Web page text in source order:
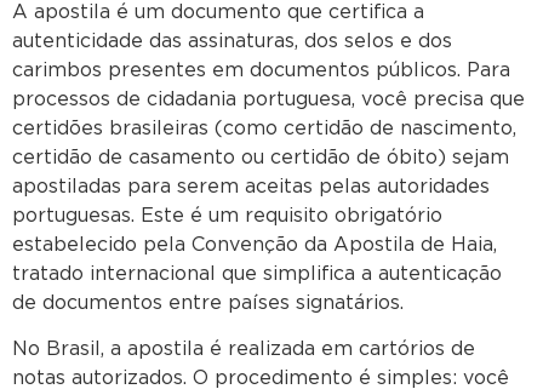
A apostila é um documento que certifica a
autenticidade das assinaturas, dos selos e dos
carimbos presentes em documentos públicos. Para
processos de cidadania portuguesa, você precisa que
certidões brasileiras (como certidão de nascimento,
certidão de casamento ou certidão de óbito) sejam
apostiladas para serem aceitas pelas autoridades
portuguesas. Este é um requisito obrigatório
estabelecido pela Convenção da Apostila de Haia,
tratado internacional que simplifica a autenticação
de documentos entre países signatários.
No Brasil, a apostila é realizada em cartórios de
notas autorizados. O procedimento é simples: você